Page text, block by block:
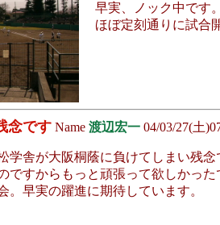
早実、ノック中です。
ほぼ定刻通りに試合
念ですName 渡辺宏一04/03/27(土
学舎が大阪桐蔭に負けてしまい残念
ですからもっと頑張って欲しかった
早実の躍進に期待しています。